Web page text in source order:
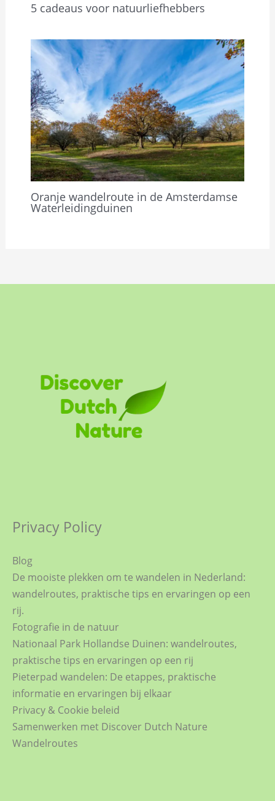
5 cadeaus voor natuurliefhebbers
Oranje wandelroute in de Amsterdamse
Waterleidingduinen
Privacy Policy
Blog
De mooiste plekken om te wandelen in Nederland:
wandelroutes, praktische tips en ervaringen op een
rij.
Fotografie in de natuur
Nationaal Park Hollandse Duinen: wandelroutes,
praktische tips en ervaringen op een rij
Pieterpad wandelen: De etappes, praktische
informatie en ervaringen bij elkaar
Privacy & Cookie beleid
Samenwerken met Discover Dutch Nature
Wandelroutes